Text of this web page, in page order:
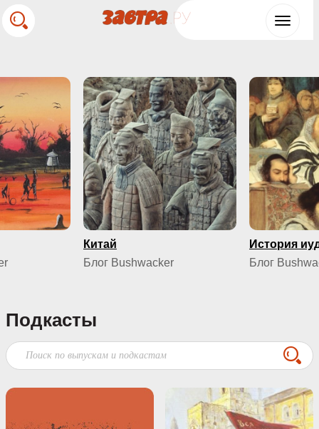
Toggle
Китай
Блог Bushwacker
История
Блог
Подкасты